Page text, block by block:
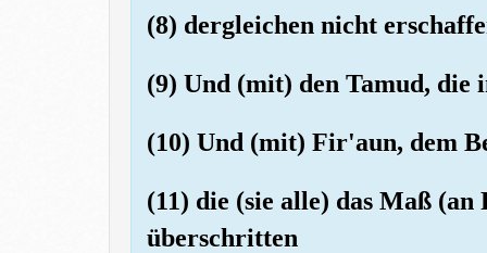
(8) dergleichen nicht
(9) Und (mit) den Tamud, die
(10) Und (mit) Fir'aun, dem
(11) die (sie alle) das Maß
überschritten